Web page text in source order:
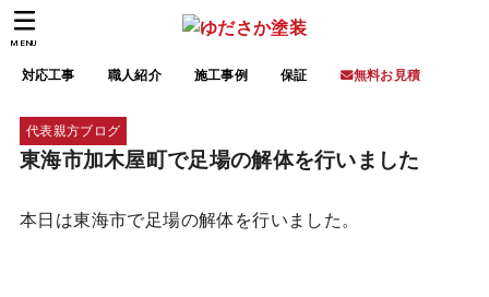
対応工事 職人紹介 施工事例 保証 無料お見積
MENU
代表親方ブログ
東海市加木屋町で足場の解体を行いました
本日は東海市で足場の解体を行いました。